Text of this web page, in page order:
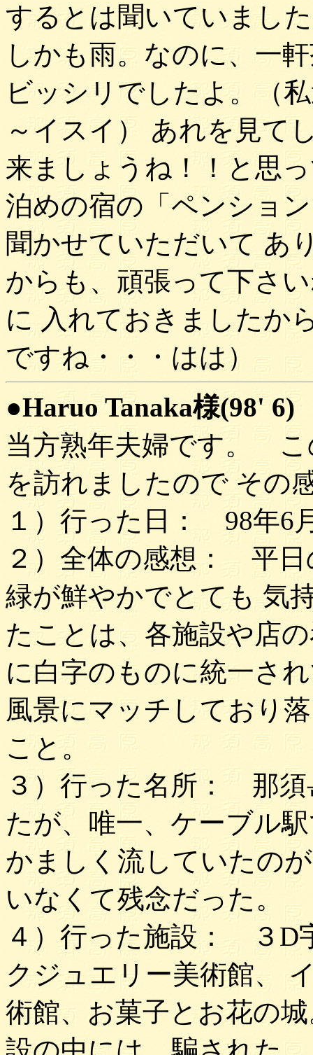
するとは聞いていまし
しかも雨。なのに、一
ビッシリでしたよ。（
～イスイ） あれを見て
来ましょうね！！と思
泊めの宿の「ペンショ
聞かせていただいて あ
からも、頑張って下さ
に 入れておきましたか
ですね・・・はは）
●Haruo Tanaka様(98' 6)
当方熟年夫婦です。 こ
を訪れましたので その
１）行った日： 98年6
２）全体の感想： 平
緑が鮮やかでとても 気
たことは、各施設や店
に白字のものに統一さ
風景にマッチしており
こと。
３）行った名所： 那
たが、唯一、ケーブル
かましく流していたの
いなくて残念だった。
４）行った施設： ３
クジュエリー美術館、
術館、お菓子とお花の